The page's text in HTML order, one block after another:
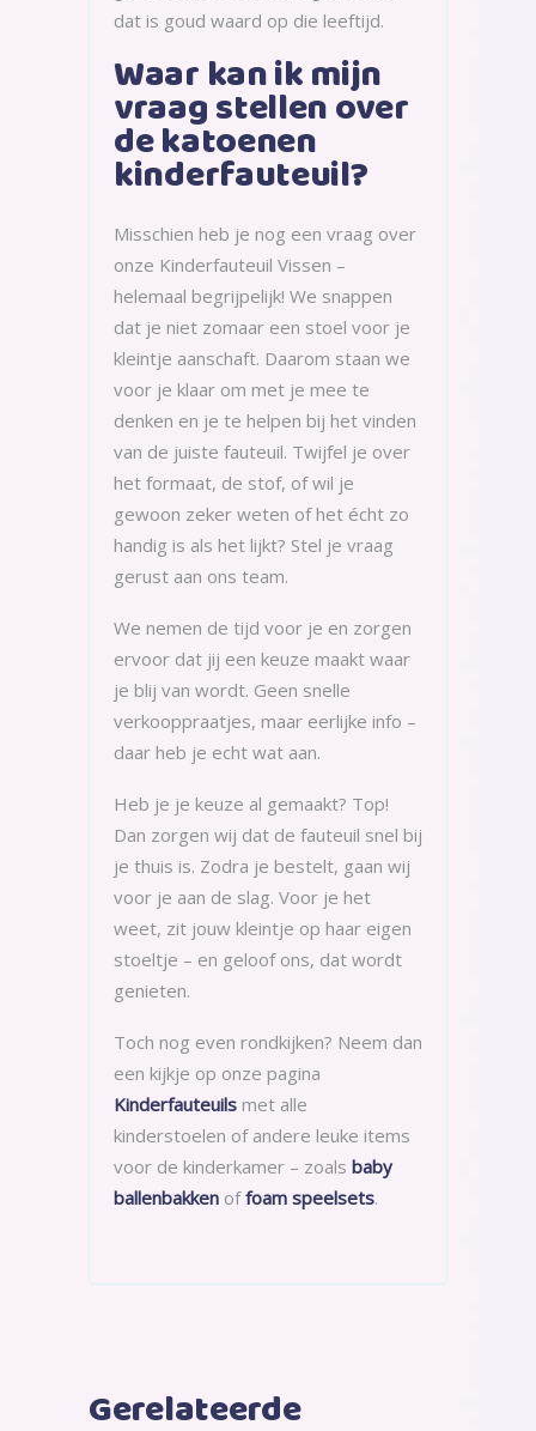
dat is goud waard op die leeftijd.
Waar kan ik mijn
vraag stellen over
de katoenen
kinderfauteuil?
Misschien heb je nog een vraag over
onze Kinderfauteuil Vissen –
helemaal begrijpelijk! We snappen
dat je niet zomaar een stoel voor je
kleintje aanschaft. Daarom staan we
voor je klaar om met je mee te
denken en je te helpen bij het vinden
van de juiste fauteuil. Twijfel je over
het formaat, de stof, of wil je
gewoon zeker weten of het écht zo
handig is als het lijkt? Stel je vraag
gerust aan ons team.
We nemen de tijd voor je en zorgen
ervoor dat jij een keuze maakt waar
je blij van wordt. Geen snelle
verkooppraatjes, maar eerlijke info –
daar heb je echt wat aan.
Heb je je keuze al gemaakt? Top!
Dan zorgen wij dat de fauteuil snel bij
je thuis is. Zodra je bestelt, gaan wij
voor je aan de slag. Voor je het
weet, zit jouw kleintje op haar eigen
stoeltje – en geloof ons, dat wordt
genieten.
Toch nog even rondkijken? Neem dan
een kijkje op onze pagina
Kinderfauteuils met alle
kinderstoelen of andere leuke items
voor de kinderkamer – zoals baby
ballenbakken offoam speelsets.
Gerelateerde